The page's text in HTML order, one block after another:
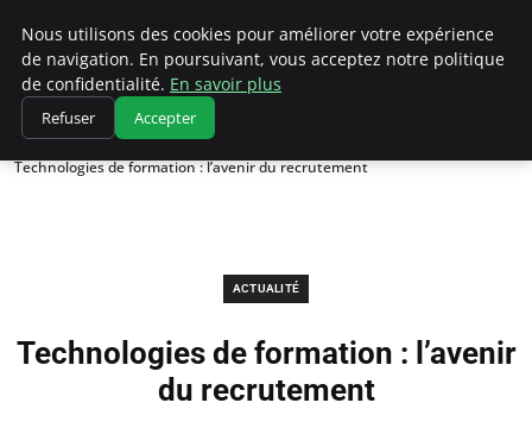
Chasseur De Tête
Accueil
Actualité
Technologies de formation : l’avenir du recrutement
ACTUALITÉ
Technologies de formation : l’avenir
du recrutement
Nous utilisons des cookies pour améliorer votre expérience
de navigation. En poursuivant, vous acceptez notre politique
de confidentialité. En savoir plus
Refuser Accepter